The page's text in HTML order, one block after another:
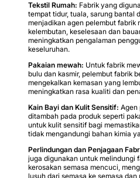
Tekstil Rumah: Fabrik yang
tempat tidur, tuala, sarung bantal
menjadikan agen pelembut fabrik
kelembutan, keselesaan dan
meningkatkan pengalaman
keseluruhan.
Pakaian mewah: Untuk fabrik
bulu dan kasmir, pelembut fabrik
mengekalkan kemasan yang
meningkatkan rasa kualiti dan
Kain Bayi dan Kulit Sensitif: Agen
ditambah pada produk seperti
untuk kulit sensitif bagi
tidak mengandungi bahan kimia
Perlindungan dan Penjagaan
juga digunakan untuk melindungi
kerosakan semasa mencuci,
lusuh dari semasa ke semasa dan